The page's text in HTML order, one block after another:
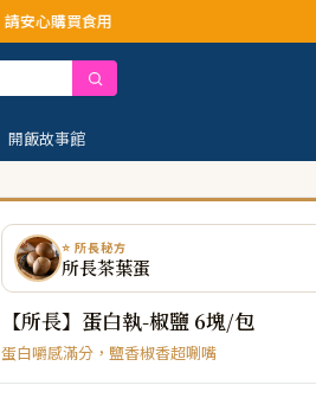
開飯故事館
⭐ 所長秘方
所長茶葉蛋
【所長】蛋白執-椒鹽 6塊/包
蛋白嚼感滿分，鹽香椒香超唰嘴